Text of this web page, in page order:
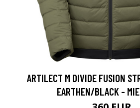
ARTILECT M DIVIDE FUSION
EARTHEN/BLACK -